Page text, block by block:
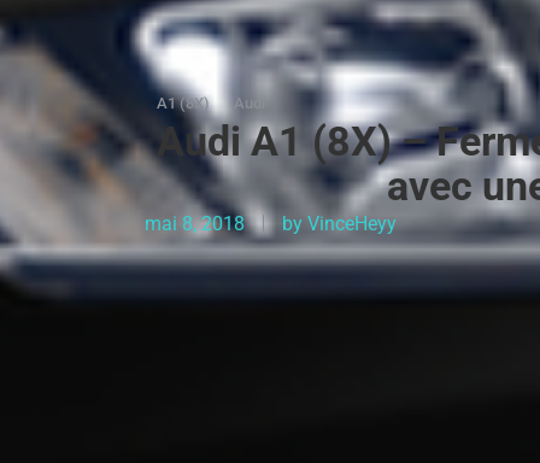
A1 (8X) Audi
Audi A1 (8X) –
avec
mai 8, 2018 by VinceHeyy